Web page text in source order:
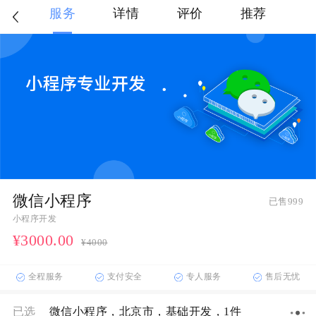
服务 详情 评价 推荐
微信小程序 已售999
小程序开发
¥3000.00 ¥4000
全程服务 支付安全 专人服务 售后无忧
已选 微信小程序 ，北京市 ，基础开发 ，1件